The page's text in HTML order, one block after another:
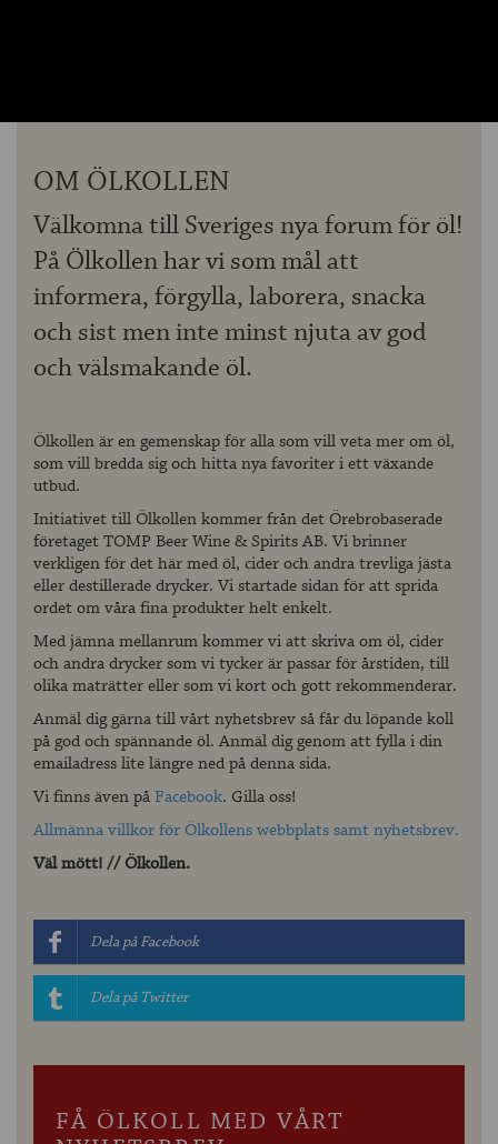
OM ÖLKOLLEN
Välkomna till Sveriges nya forum för öl!
På Ölkollen har vi som mål att
informera, förgylla, laborera, snacka
och sist men inte minst njuta av god
och välsmakande öl.
Ölkollen är en gemenskap för alla som vill veta mer om öl,
som vill bredda sig och hitta nya favoriter i ett växande
utbud.
Initiativet till Ölkollen kommer från det Örebrobaserade
företaget TOMP Beer Wine & Spirits AB. Vi brinner
verkligen för det här med öl, cider och andra trevliga jästa
eller destillerade drycker. Vi startade sidan för att sprida
ordet om våra fina produkter helt enkelt.
Med jämna mellanrum kommer vi att skriva om öl, cider
och andra drycker som vi tycker är passar för årstiden, till
olika maträtter eller som vi kort och gott rekommenderar.
Anmäl dig gärna till vårt nyhetsbrev så får du löpande koll
på god och spännande öl. Anmäl dig genom att fylla i din
emailadress lite längre ned på denna sida.
Vi finns även på Facebook. Gilla oss!
Allmänna villkor för Ölkollens webbplats samt nyhetsbrev.
Väl mött! // Ölkollen.
Dela på Facebook
Dela på Twitter
FÅ ÖLKOLL MED VÅRT